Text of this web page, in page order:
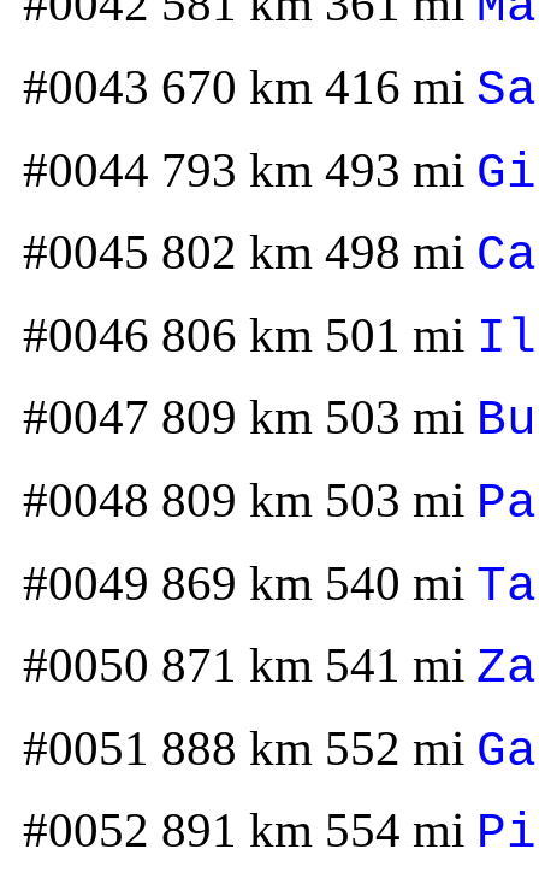
#0043 670 km 416 mi
#0044 793 km 493 mi
#0045 802 km 498 mi
#0046 806 km 501 mi
#0047 809 km 503 mi
#0048 809 km 503 mi
#0049 869 km 540 mi
#0050 871 km 541 mi
#0051 888 km 552 mi
#0052 891 km 554 mi